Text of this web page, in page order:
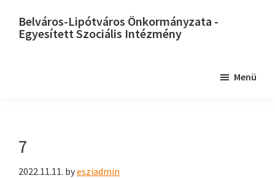
Belváros-Lipótváros Önkormányzata -
Egyesített Szociális Intézmény
Menü
7
2022.11.11. byesziadmin